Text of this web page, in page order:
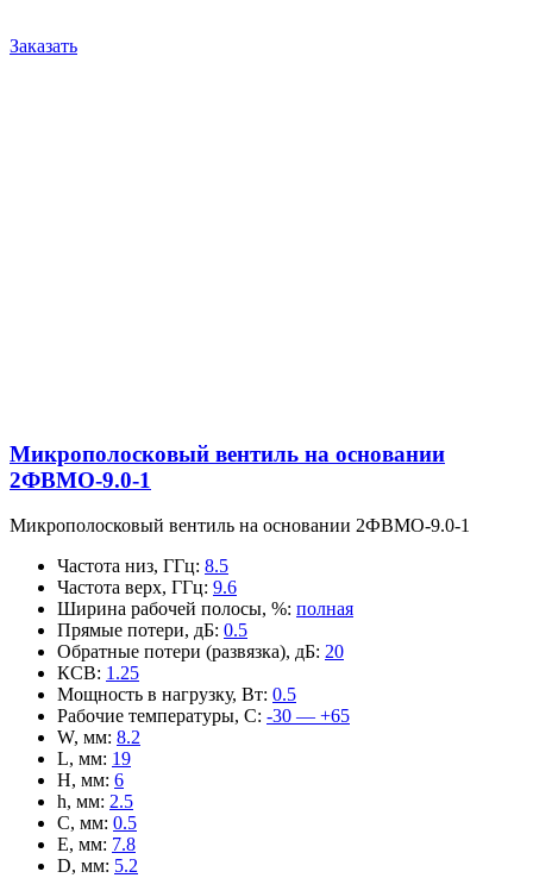
Заказать
Микрополосковый вентиль на основании
2ФВМO-9.0-1
Микрополосковый вентиль на основании 2ФВМO-9.0-1
Частота низ, ГГц: 8.5
Частота верх, ГГц: 9.6
Ширина рабочей полосы, %: полная
Прямые потери, дБ: 0.5
Обратные потери (развязка), дБ: 20
КСВ: 1.25
Мощность в нагрузку, Вт: 0.5
Рабочие температуры, С: -30 — +65
W, мм: 8.2
L, мм: 19
H, мм: 6
h, мм: 2.5
C, мм: 0.5
E, мм: 7.8
D, мм: 5.2